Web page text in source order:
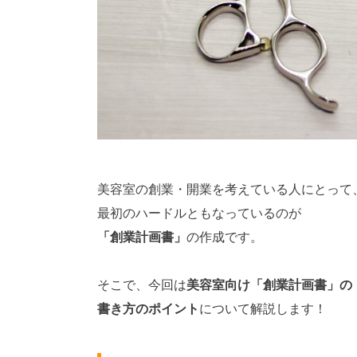
美容室の創業・開業を考えている人にとって
最初のハードルともなっているのが
「創業計画書」 の作成です。
そこで、今回は美容室向け「創業計画書」の
書き方のポイント について解説します！